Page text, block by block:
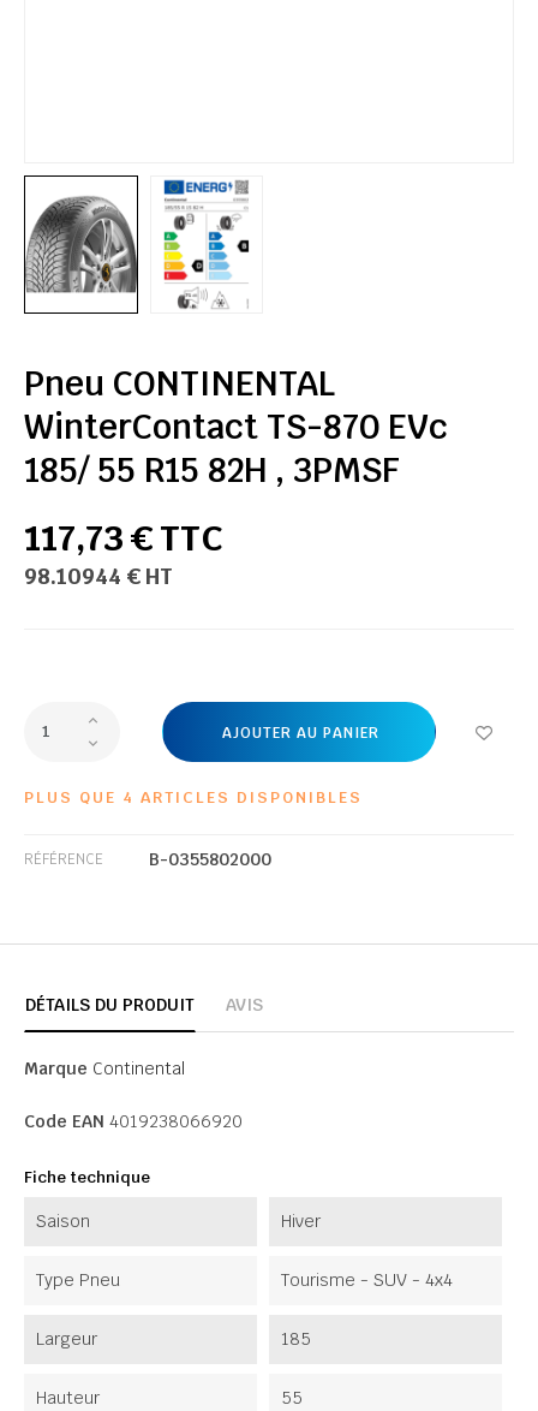
Pneu CONTINENTAL
WinterContact TS-870 EVc
185/ 55 R15 82H , 3PMSF
117,73 € TTC
98.10944 € HT
AJOUTER AU PANIER
PLUS QUE 4 ARTICLES DISPONIBLES
RÉFÉRENCE B-0355802000
DÉTAILS DU PRODUIT AVIS
Marque Continental
Code EAN 4019238066920
Fiche technique
Saison Hiver
Type Pneu Tourisme - SUV - 4x4
Largeur 185
Hauteur 55